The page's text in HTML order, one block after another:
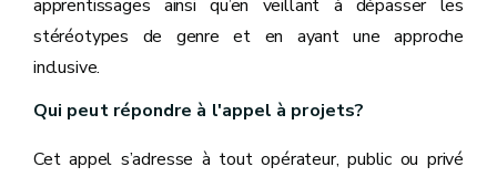
apprentissages ainsi qu’en veillant à dépasser les
stéréotypes de genre et en ayant une approche
inclusive.
Qui peut répondre à l'appel à projets?
Cet appel s’adresse à tout opérateur, public ou privé